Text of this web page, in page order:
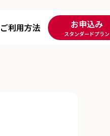
ご利用方法 お申込み
スタンダードプラン